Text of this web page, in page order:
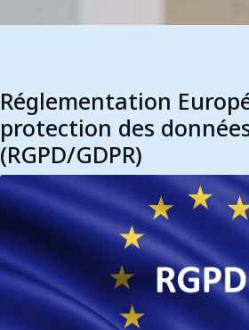
Réglementation
protection des
(RGPD/GDPR)